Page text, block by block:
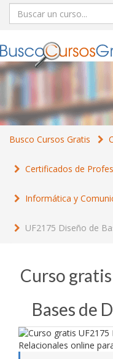
Busco Cursos Gratis
Certificados de
Informática y
UF2175 Diseño de
Curso
Bases de